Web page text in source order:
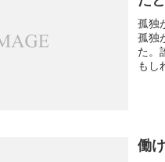
孤独
孤独
た。
もし
働